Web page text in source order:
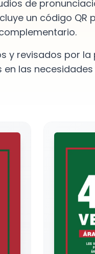
de
un código QR
y revisados por la
las